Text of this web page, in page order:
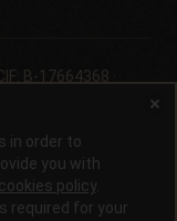
B-17664368 ·
в большинстве
где проращивание
качестве сувениров,
in order to
you with
cookies policy
required for your